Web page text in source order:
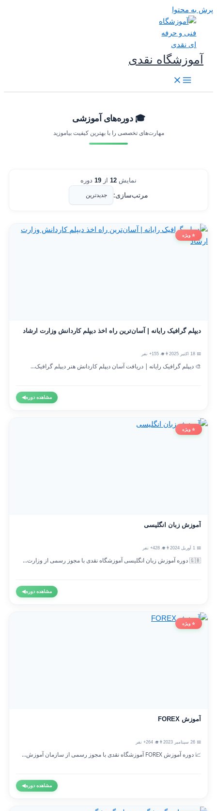
به محتوا
آموزشگاه نقدی
🎓 دوره‌های آموزشی
مهارت‌های تخصصی را با بهترین کیفیت بیاموزید
نمایش12 از 19 دوره
مرتب‌سازی:
⭐ ویژه
دیپلم گرافیک رایانه | آسان‌ترین راه اخذ دیپلم کاردانش وزارت ارشاد
👨‍🎓 155+ نفر
🎨 دیپلم گرافیک رایانه | دریافت آسان دیپلم کاردانش هنر دیپلم گرافیک...
مشاهده دوره◀
⭐ ویژه
آموزش زبان انگلیسی
👨‍🎓 428+ نفر
🇬🇧 دوره آموزش زبان انگلیسی آموزشگاه نقدی با مجوز رسمی از وزارت...
مشاهده دوره◀
⭐ ویژه
آموزش FOREX
👨‍🎓 264+ نفر
📈 دوره آموزش FOREX آموزشگاه نقدی با مجوز رسمی از سازمان آموزش...
مشاهده دوره◀